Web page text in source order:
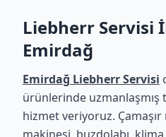
Liebherr Servisi
Emirdağ
Emirdağ Liebherr Servisi
ürünlerinde uzmanlaşmış
hizmet veriyoruz. Çamaşır